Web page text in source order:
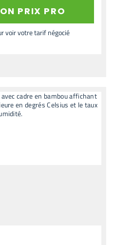
PRIX PRO
voir votre tarif négocié